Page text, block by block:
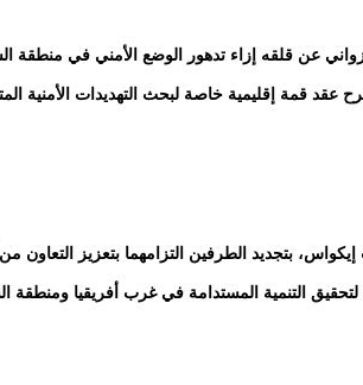
عن قلقه إزاء تدهور الوضع الأمني في منطقة
عقد قمة إقليمية خاصة لبحث التهديدات الأمنية
بتجديد الطرفين التزامهما بتعزيز التعاون
لتحقيق التنمية المستدامة في غرب أفريقيا ومنطقة